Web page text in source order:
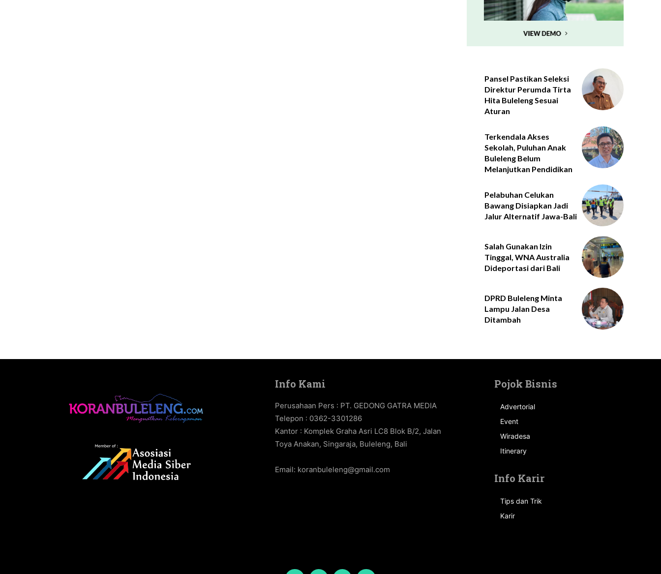
Pansel Pastikan Seleksi
Direktur Perumda Tirta
Hita Buleleng Sesuai
Aturan
Terkendala Akses
Sekolah, Puluhan Anak
Buleleng Belum
Melanjutkan Pendidikan
Pelabuhan Celukan
Bawang Disiapkan Jadi
Jalur Alternatif Jawa-Bali
Salah Gunakan Izin
Tinggal, WNA Australia
Dideportasi dari Bali
DPRD Buleleng Minta
Lampu Jalan Desa
Ditambah
Info Kami
Perusahaan Pers : PT. GEDONG GATRA MEDIA
Telepon : 0362-3301286
Kantor : Komplek Graha Asri LC8 Blok B/2, Jalan
Toya Anakan, Singaraja, Buleleng, Bali
Email: koranbuleleng@gmail.com
Pojok Bisnis
Advertorial
Event
Wiradesa
Itinerary
Info Karir
Tips dan Trik
Karir